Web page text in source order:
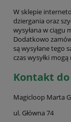
W sklepie
dziergania oraz
wysyłana w ciągu
Dodatkowo
są wysyłane tego
czas wysyłki
Kontakt
Magicloop Marta
ul. Główna 74